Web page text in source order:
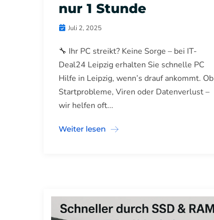
nur 1 Stunde
Juli 2, 2025
🔧 Ihr PC streikt? Keine Sorge – bei IT-
Deal24 Leipzig erhalten Sie schnelle PC
Hilfe in Leipzig, wenn’s drauf ankommt. Ob
Startprobleme, Viren oder Datenverlust –
wir helfen oft...
Weiter lesen